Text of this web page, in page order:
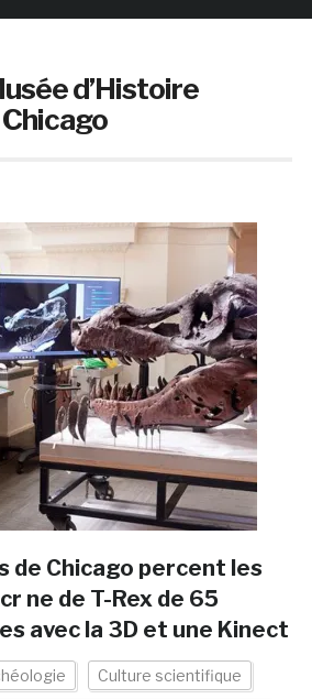
d’Histoire
de Chicago percent les
ne de T-Rex de 65
avec la 3D et une Kinect
Culture scientifique